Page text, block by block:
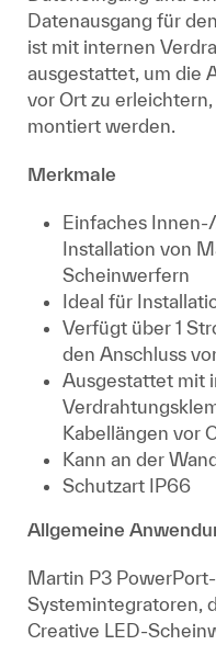
Datenausgang für
ist mit internen
ausgestattet, um die
vor Ort zu
montiert werden.
Merkmale
Einfaches
Installation von
Scheinwerfern
Ideal für
Verfügt über 1
den Anschluss
Ausgestattet mit
Kabellängen vor
Kann an der
Schutzart IP66
Allgemeine
Martin P3
Systemintegratoren,
Creative LED-